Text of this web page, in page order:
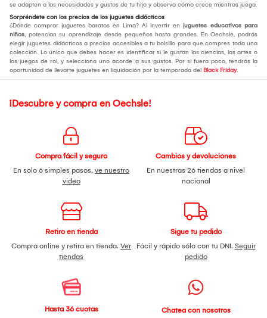
se adapten a las necesidades y gustos de tu hijo y observa cómo crece mientras juega.
Sorpréndete con los precios de los juguetes didácticos
¿Dónde comprar juguetes baratos en Lima? Al invertir en juguetes educativos para
niños, potencian su aprendizaje desde pequeños hasta grandes. En Oechsle, podrás
elegir juguetes didácticos a precios accesibles a tu bolsillo para que compres toda una
colección. Lo único que debes hacer es identificar si le gustan las ciencias, las artes o
los juegos de rol, y selecciona uno acorde a sus gustos. Por si fuera poco, tendrás la
oportunidad de llevarte juguetes en liquidación por la temporada del Black Friday.
¡Descubre y compra en Oechsle!
Compra fácil y seguro
En solo 6 simples pasos, ve nuestro
video
Cambios y devoluciones
En nuestras 26 tiendas a nivel
nacional
Retiro en tienda
Compra online y retira en tienda. Ver
tiendas
Sigue tu pedido
Fácil y rápido sólo con tu DNI. Seguir
pedido
Hasta 36 cuotas
Chatea con nosotros